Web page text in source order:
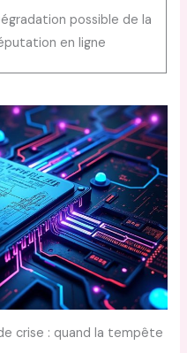
possible de la
en ligne
crise : quand la tempête